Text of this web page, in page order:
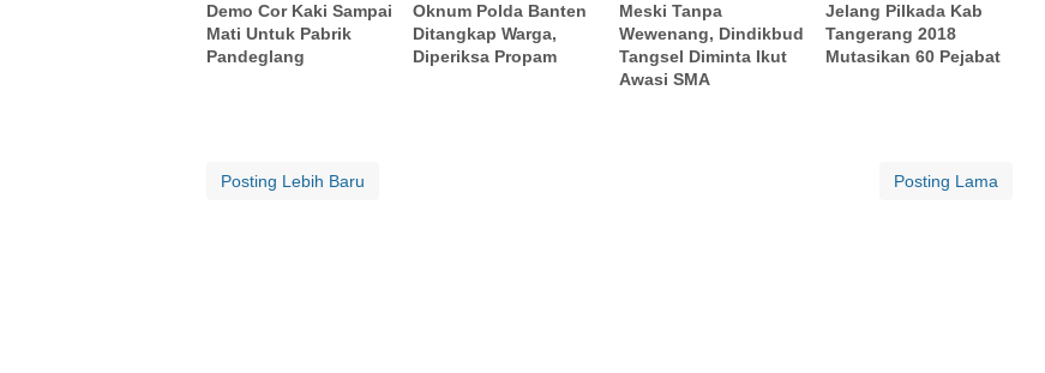
Demo Cor Kaki Sampai
Mati Untuk Pabrik
Pandeglang
Oknum Polda Banten
Ditangkap Warga,
Diperiksa Propam
Meski Tanpa
Wewenang, Dindikbud
Tangsel Diminta Ikut
Awasi SMA
Jelang Pilkada Kab
Tangerang 2018
Mutasikan 60 Pejabat
Posting Lebih Baru Posting Lama